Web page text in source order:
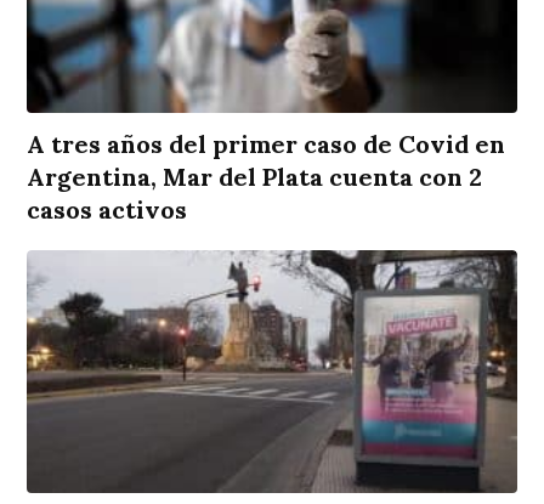
A tres años del primer caso de Covid en
Argentina, Mar del Plata cuenta con 2
casos activos